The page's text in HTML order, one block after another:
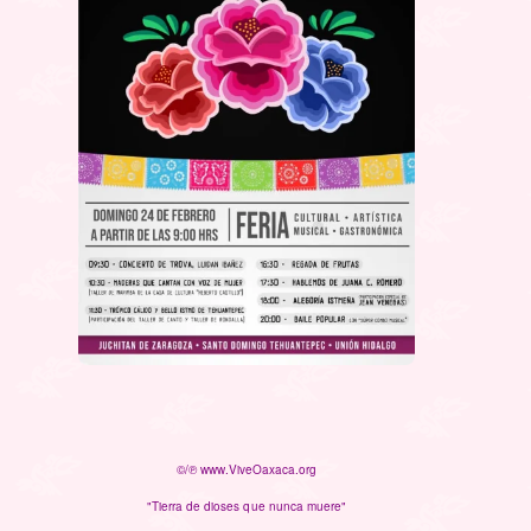
©/℗ www.ViveOaxaca.org
"Tierra de dioses que nunca muere"